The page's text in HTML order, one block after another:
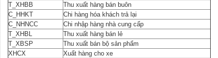
T_XHBB
Thu xuất hàng bán buôn
C_HHKT
Chi hàng hóa khách trả lại
C_NHNCC
Chi nhập hàng nhà cung cấp
T_XHBL
Thu xuất hàng bán lẻ
T_XBSP
Thu xuất bán bộ sản phẩm
XHCX
Xuất hàng cho xe